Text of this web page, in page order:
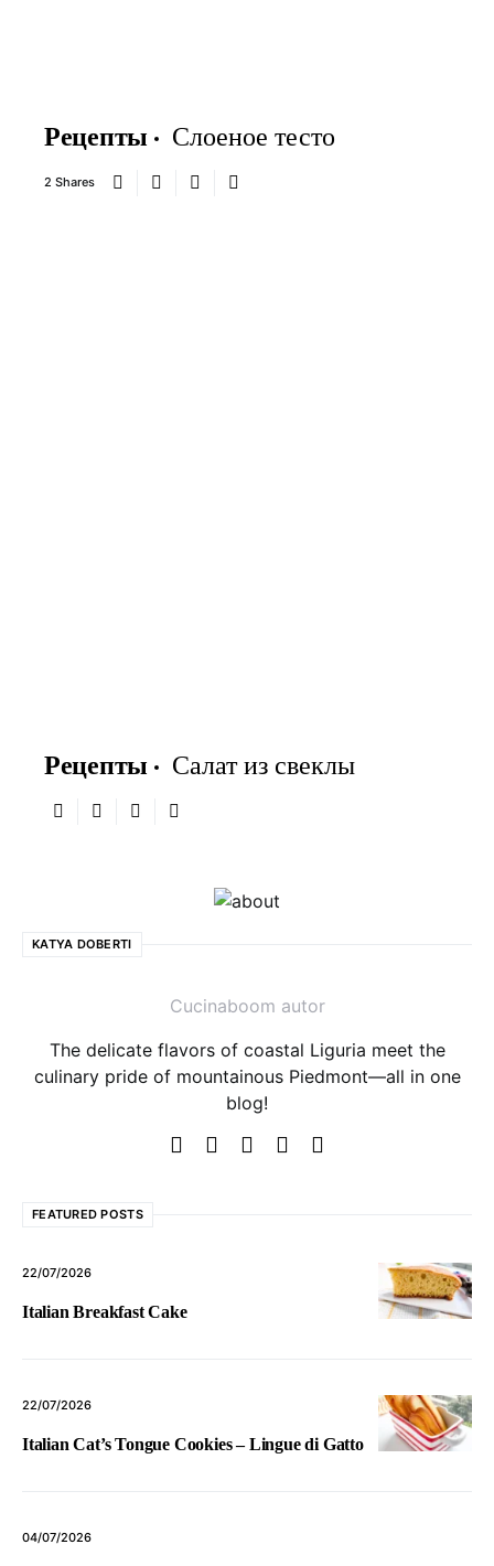
Рецепты Слоеное тесто
2 Shares
Рецепты Салат из свеклы
KATYA DOBERTI
Cucinaboom autor
The delicate flavors of coastal Liguria meet the
culinary pride of mountainous Piedmont—all in one
blog!
FEATURED POSTS
22/07/2026
Italian Breakfast Cake
22/07/2026
Italian Cat’s Tongue Cookies – Lingue di Gatto
04/07/2026